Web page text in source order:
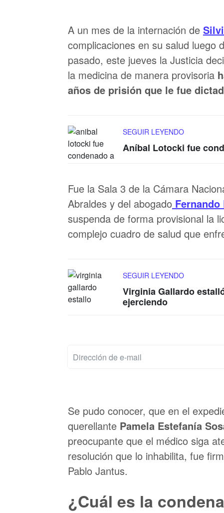
A un mes de la internación de
complicaciones en su salud luego
pasado, este jueves la Justicia
la medicina de manera provisoria
años de prisión que le fue
SEGUIR LEYENDO
Aníbal Lotocki fue
Fue la Sala 3 de la Cámara
Abraldes y del abogado
suspenda de forma provisional la
complejo cuadro de salud que
SEGUIR LEYENDO
Virginia Gallardo
ejerciendo
Se pudo conocer, que en el
querellante Pamela Estefanía
preocupante que el médico siga
resolución que lo inhabilita, fue
Pablo Jantus.
¿Cuál es la